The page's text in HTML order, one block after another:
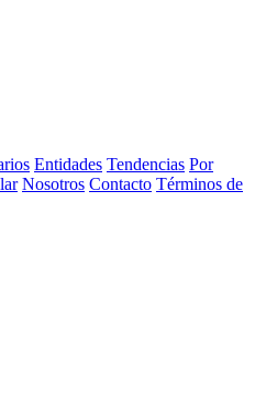
Entidades Tendencias Por
Nosotros Contacto Términos de